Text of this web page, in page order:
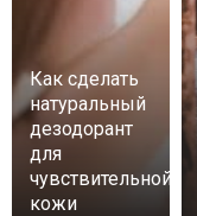
Как сделать
натуральный
дезодорант
для
чувствительной
кожи